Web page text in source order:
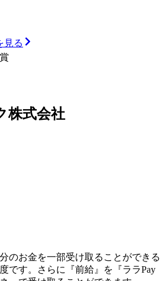
る
式会社
お金を一部受け取ることができる
す。さらに『前給』を『ララPay